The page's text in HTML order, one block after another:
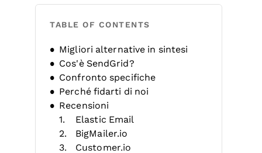
TABLE OF CONTENTS
Migliori alternative in sintesi
Cos'è SendGrid?
Confronto specifiche
Perché fidarti di noi
Recensioni
Elastic Email
BigMailer.io
Customer.io